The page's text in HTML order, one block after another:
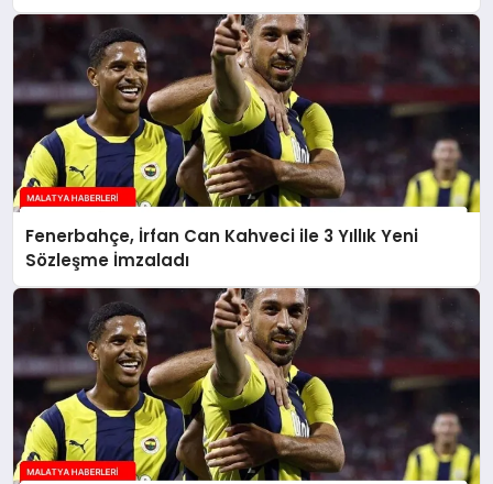
Fenerbahçe, İrfan Can Kahveci ile 3 Yıllık Yeni
Sözleşme İmzaladı